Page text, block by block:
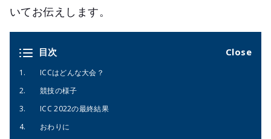
いてお伝えします。
目次
ICCはどんな大会？
競技の様子
ICC 2022の最終結果
おわりに